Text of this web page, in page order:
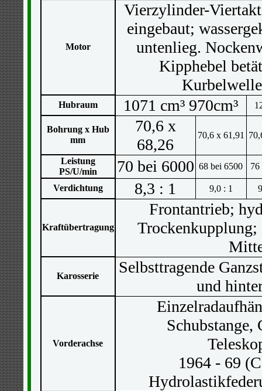
Motor
Vierzylinder-
eingebaut;
untenlieg.
Kipphebel
Hubraum 1071 cm³ 970cm³
Bohrung x Hub
mm
70,6 x
68,26
70,6 x 61,91
Leistung
PS/U/min
70 bei 6000 68 bei 6500 76
Verdichtung 8,3 : 1 9,0 : 1
Kraftübertragung
Frontantrieb;
Trockenkupplung;
Karosserie
Selbsttragende
und
Vorderachse
Schubstange,
1964 - 69